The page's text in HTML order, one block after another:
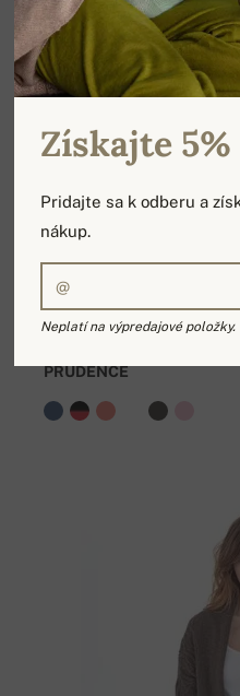
PRUDENCE
Získajte
Pridajte sa k odberu a
nákup.
Neplatí na výpredajové položky.